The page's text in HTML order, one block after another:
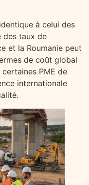
à celui des
des taux de
et la Roumanie peut
de coût global
PME de
internationale